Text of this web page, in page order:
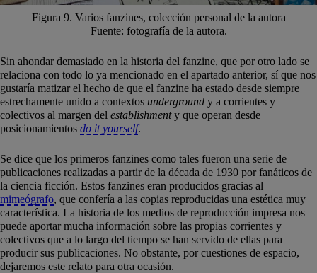
Figura 9. Varios fanzines, colección personal de la autora
Fuente: fotografía de la autora.
Sin ahondar demasiado en la historia del fanzine, que por otro lado se
relaciona con todo lo ya mencionado en el apartado anterior, sí que nos
gustaría matizar el hecho de que el fanzine ha estado desde siempre
estrechamente unido a contextos underground y a corrientes y
colectivos al margen del establishmenty que operan desde
posicionamientos do it yourself.
Se dice que los primeros fanzines como tales fueron una serie de
publicaciones realizadas a partir de la década de 1930 por fanáticos de
la ciencia ficción. Estos fanzines eran producidos gracias al
mimeógrafo, que confería a las copias reproducidas una estética muy
característica. La historia de los medios de reproducción impresa nos
puede aportar mucha información sobre las propias corrientes y
colectivos que a lo largo del tiempo se han servido de ellas para
producir sus publicaciones. No obstante, por cuestiones de espacio,
dejaremos este relato para otra ocasión.